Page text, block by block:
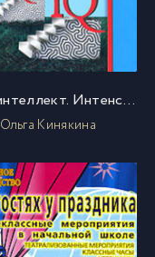
Superинтеллект. Интенсив-тренинг для повышения IQ
Ольга Кинякина